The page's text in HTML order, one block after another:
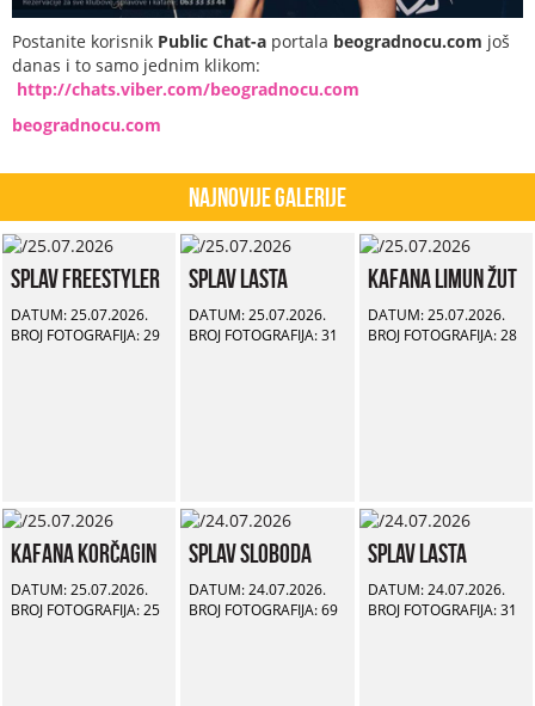
Postanite korisnik Public Chat-a portala beogradnocu.com još
danas i to samo jednim klikom:
http://chats.viber.com/beogradnocu.com
beogradnocu.com
Najnovije Galerije
Splav Freestyler
DATUM: 25.07.2026.
BROJ FOTOGRAFIJA: 29
Splav Lasta
DATUM: 25.07.2026.
BROJ FOTOGRAFIJA: 31
Kafana Limun Žut
DATUM: 25.07.2026.
BROJ FOTOGRAFIJA: 28
Kafana Korčagin
DATUM: 25.07.2026.
BROJ FOTOGRAFIJA: 25
Splav Sloboda
DATUM: 24.07.2026.
BROJ FOTOGRAFIJA: 69
Splav Lasta
DATUM: 24.07.2026.
BROJ FOTOGRAFIJA: 31